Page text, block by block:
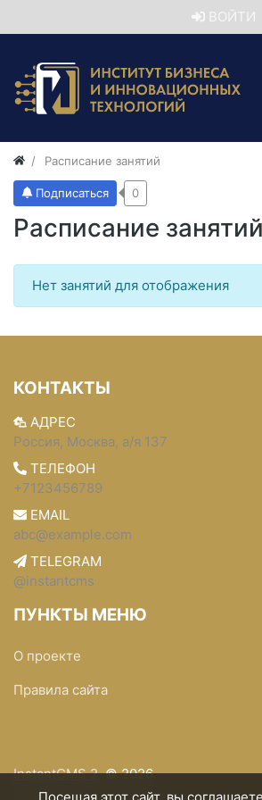
ВОЙТИ
Расписание занятий
Расписание занятий
Подписаться 0
Нет занятий для отображения
КОНТАКТЫ
АДРЕС
Россия, Москва, а/я 137
ТЕЛЕФОН
+7123456789
EMAIL
abc@example.com
TELEGRAM
@instantcms
ПУНКТЫ МЕНЮ
О проекте
Правила сайта
InstantCMS 2 © 2026